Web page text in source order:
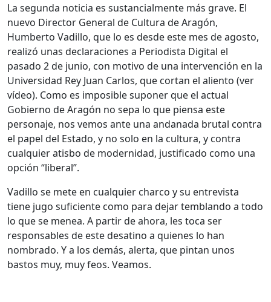
La segunda noticia es sustancialmente más grave. El
nuevo Director General de Cultura de Aragón,
Humberto Vadillo, que lo es desde este mes de agosto,
realizó unas declaraciones a Periodista Digital el
pasado 2 de junio, con motivo de una intervención en la
Universidad Rey Juan Carlos, que cortan el aliento (ver
vídeo). Como es imposible suponer que el actual
Gobierno de Aragón no sepa lo que piensa este
personaje, nos vemos ante una andanada brutal contra
el papel del Estado, y no solo en la cultura, y contra
cualquier atisbo de modernidad, justificado como una
opción “liberal”.
Vadillo se mete en cualquier charco y su entrevista
tiene jugo suficiente como para dejar temblando a todo
lo que se menea. A partir de ahora, les toca ser
responsables de este desatino a quienes lo han
nombrado. Y a los demás, alerta, que pintan unos
bastos muy, muy feos. Veamos.